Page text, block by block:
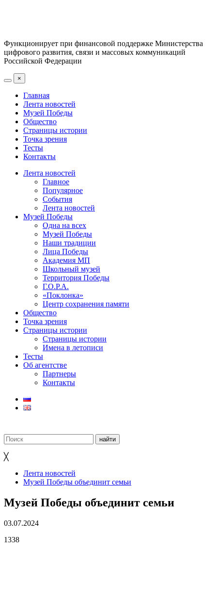
Функционирует при финансовой поддержке Министерства
цифрового развития, связи и массовых коммуникаций
Российской Федерации
×
Главная
Лента новостей
Музей Победы
Общество
Страницы истории
Точка зрения
Тесты
Контакты
Лента новостей
Главное
Популярное
События
Лента новостей
Музей Победы
Одна на всех
Музей Победы
Наши традиции
Лица Победы
Академия МП
Школьный музей
Территория Победы
Г.О.Р.А.
«Поклонка»
Центр сохранения памяти
Общество
Точка зрения
Страницы истории
Страницы истории
Имена в летописи
Тесты
Об агентстве
Партнеры
Контакты
╳
Лента новостей
Музей Победы объединит семьи
Музей Победы объединит семьи
03.07.2024
1338